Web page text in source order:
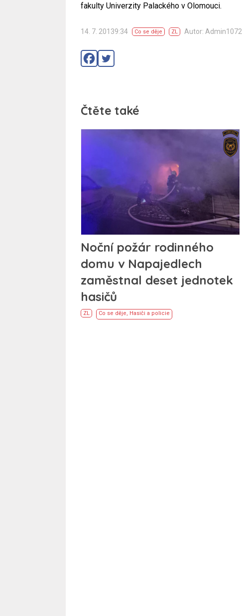
fakulty Univerzity Palackého v Olomouci.
14. 7. 20139:34 Co se děje ZL Autor: Admin1072
Čtěte také
Noční požár rodinného
domu v Napajedlech
zaměstnal deset jednotek
hasičů
ZL Co se děje, Hasiči a policie